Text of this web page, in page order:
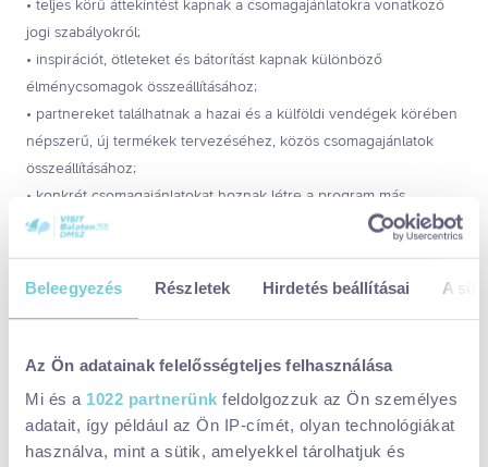
Beleegyezés Részletek Hirdetés beállításai A
Az Ön adatainak felelősségteljes felhasználása
Mi és a 1022 partnerünk feldolgozzuk az Ön személyes
adatait, így például az Ön IP-címét, olyan technológiákat
használva, mint a sütik, amelyekkel tárolhatjuk és
• teljes körű áttekintést kapnak a csomagajánlatokra vonatkozó
jogi szabályokról;
• inspirációt, ötleteket és bátorítást kapnak különböző
élménycsomagok összeállításához;
• partnereket találhatnak a hazai és a külföldi vendégek körében
népszerű, új termékek tervezéséhez, közös csomagajánlatok
összeállításához;
• konkrét csomagajánlatokat hoznak létre a program más
résztvevőivel, melyekbe felkínálhatják, beépíthetik saját
• működő nemzetközi és hazai példák figyelembevételével a
bevezetéséhez;
• közvetett módon bővíthetik on-line marketingkommunikációs és